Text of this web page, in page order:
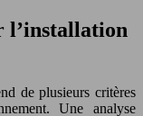
l’installation
de plusieurs critères
Une analyse